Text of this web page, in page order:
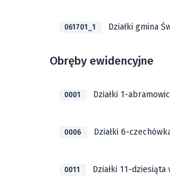
061701_1 Działki gmina
Obręby ewidencyjne
0001 Działki 1-
0006 Działki 6-
0011 Działki 11-dziesiąta